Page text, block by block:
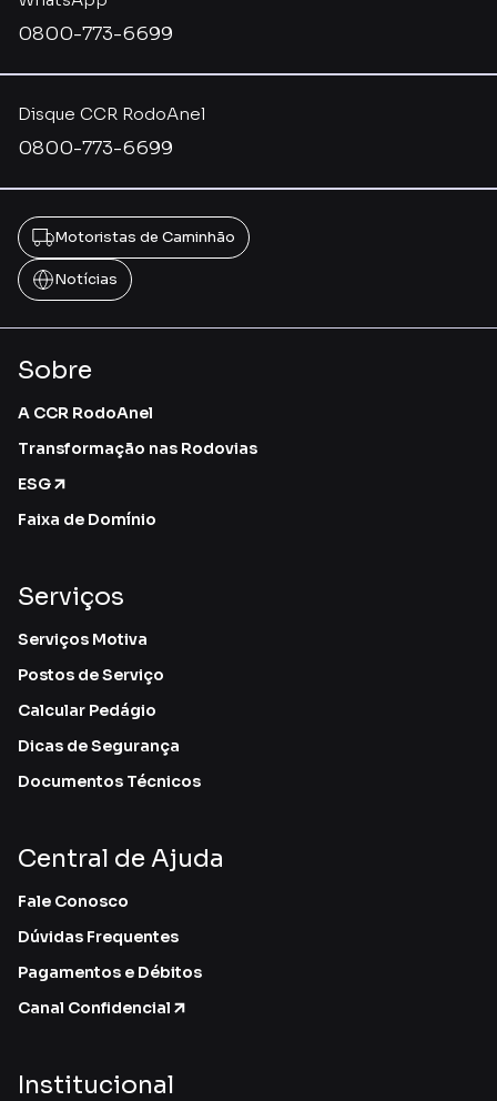
Disque CCR RodoAnel
0800-773-6699
0800-773-6699
Motoristas de Caminhão
Notícias
Sobre
A CCR RodoAnel
Transformação nas Rodovias
ESG
Faixa de Domínio
Serviços
Serviços Motiva
Postos de Serviço
Calcular Pedágio
Dicas de Segurança
Documentos Técnicos
Central de Ajuda
Fale Conosco
Dúvidas Frequentes
Pagamentos e Débitos
Canal Confidencial
Institucional